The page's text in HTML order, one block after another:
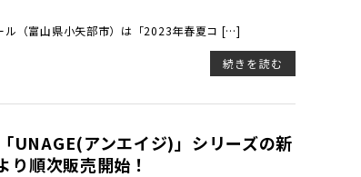
ル（富山県小矢部市）は「2023年春夏コ […]
続きを読む
UNAGE(アンエイジ)」シリーズの新
順次販売開始！